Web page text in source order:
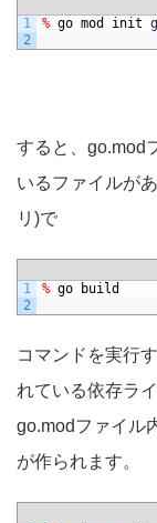
1
2
% go mod init
すると、go.mod
いるファイルが
リ)で
1
2
% go build
コマンドを実行
れている依存ラ
go.modファイル
が作られます。